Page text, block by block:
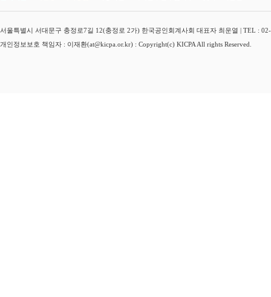
서울특별시 서대문구 충정로7길 12(충정로 2가) 한국공인회계사회 대표자 최운열 | TEL :
개인정보보호 책임자 : 이재환(at@kicpa.or.kr) : Copyright(c) KICPA All rights Reserved.